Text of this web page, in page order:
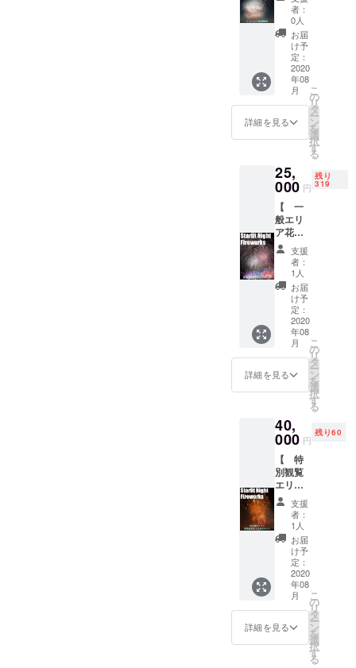
ジにて
公表い
たしま
す。 皆
様から
お預か
りした
大切な
確実に
本プロ
同起案
してお
ります
花火業
者で使
用させ
ていた
だきま
す。 ※1
回の決
済に220
円の手
数料が
かかり
ますの
数の場
合はま
購入が
お得で
す。
りま
す。 ※1
回の決
済に220
円の手
数料が
かかり
ますの
で、複
数の場
お得で
す。
くださ
い。製
造メー
カーに
限らず
すべて
の花火
業者が
対象で
す。マ
火は除
外とな
りま
す。 応
援数の
多い花
火業者
から発
注して
いきま
す。 ま
た必ず
発注は
します
が、お
断りさ
れた場
す。 1
口1票と
し支援
金額の
90%
（経費
を差し
引いた
分）か
らポス
トカー
ド600円
を差し
引いた
額が指
様にお
渡し＋
＋ お
もちゃ
花火】
花火大
会のダ
イジェ
スト動
画を配
信！限
定URL
をリ
ターン
お届け
しま
す。 ま
た、ご
自宅で
楽しめ
る子供
に大人
気の
4000円
分のお
もちゃ
花火を
リター
ンとし
ます。
画像は
もちゃ
花火の
内容は
変更に
なる可
能性が
ありま
す。 ※1
回の決
済に220
円の手
数料が
かかり
ますの
で、複
数の場
合はま
者：
0人
お届
け予
定：
2020
年08
月
詳細を見る
こ
の
リ
タ
ー
ン
を
選
択
す
る
25,
000 円
残り
319
【 一
般エリ
ア花火
大会チ
ケッ
ト 】
普通自
動車1台
分チ
ケット
をリ
ターン
とさせ
て頂き
ます。
車のナ
が来場
チケッ
トがわ
りにな
りま
す。 備
考欄に
車両ナ
ンバー
をお書
きくだ
さい。
※車に花
火の灰
が落ち
ること
があり
支援
者：
1人
お届
け予
定：
2020
年08
月
詳細を見る
こ
の
リ
タ
ー
ン
を
選
択
す
る
40,
000 円
残り60
【 特
別観覧
エリア
２列目
～４列
目花火
大会チ
ケッ
ト 】
普通自
動車1台
分チ
ケット
をリ
ターン
とさせ
支援
者：
1人
お届
け予
定：
2020
年08
月
詳細を見る
こ
の
リ
タ
ー
ン
を
選
択
す
る